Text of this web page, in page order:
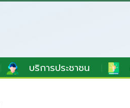
บริการประชาชน